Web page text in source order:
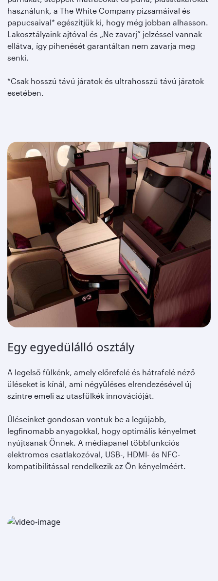
használunk, a The White Company pizsamáival és
papucsaival* egészítjük ki, hogy még jobban alhasson.
Lakosztályaink ajtóval és „Ne zavarj” jelzéssel vannak
ellátva, így pihenését garantáltan nem zavarja meg
senki.
*Csak hosszú távú járatok és ultrahosszú távú járatok
esetében.
Egy egyedülálló osztály
A legelső fülkénk, amely előrefelé és hátrafelé néző
üléseket is kínál, ami négyüléses elrendezésével új
szintre emeli az utasfülkék innovációját.
Üléseinket gondosan vontuk be a legújabb,
legfinomabb anyagokkal, hogy optimális kényelmet
nyújtsanak Önnek. A médiapanel többfunkciós
elektromos csatlakozóval, USB-, HDMI- és NFC-
kompatibilitással rendelkezik az Ön kényelméért.